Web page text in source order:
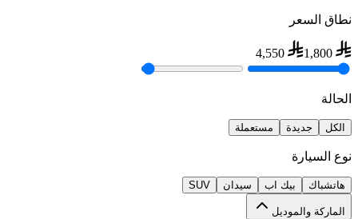
نطاق السعر
1,800
4,550
الحالة
الكل جديدة مستعملة
نوع السيارة
هاتشباك بيك اب سيدان SUV
الماركة والموديل